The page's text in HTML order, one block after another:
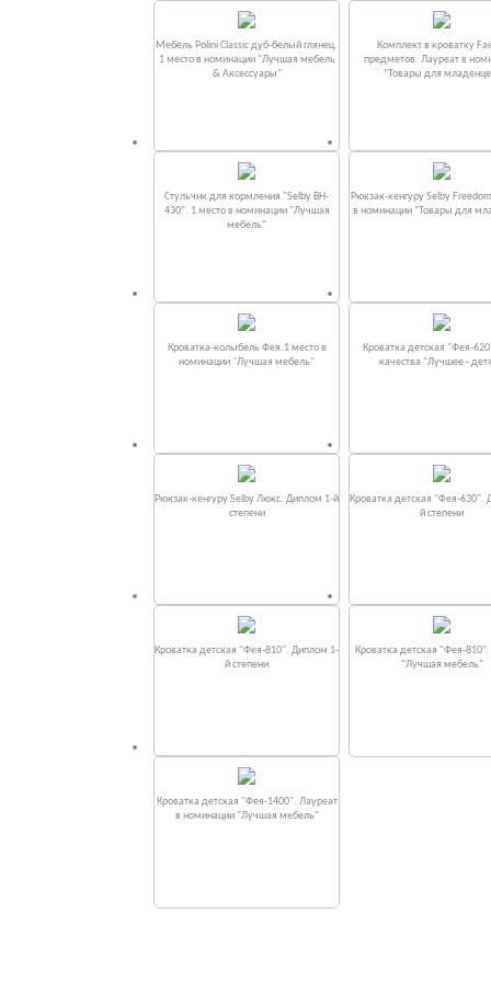
Мебель Polini Classic дуб-белый глянец.
1 место в номинации "Лучшая мебель
& Аксессуары"
Комплект в кроватку
предметов. Лауреат в
“Товары для
Стульчик для кормления "Selby BH-
430". 1 место в номинации "Лучшая
мебель"
Рюкзак-кенгуру Selby
в номинации “Товары для
Кроватка-колыбель Фея.1 место в
номинации "Лучшая мебель"
Кроватка детская "Фея-
качества "Лучшее -
Рюкзак-кенгуру Selby Люкс. Диплом 1-й
степени
Кроватка детская "Фея-630".
й степени
Кроватка детская "Фея-810". Диплом 1-
й степени
Кроватка детская "Фея-
"Лучшая мебель"
Кроватка детская "Фея-1400". Лауреат
в номинации "Лучшая мебель"